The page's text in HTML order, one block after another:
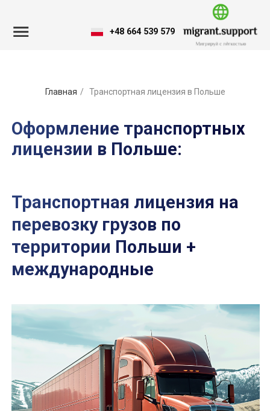
+48 664 539 579
Главная / Транспортная лицензия в Польше
лицензии в Польше:
территории Польши +
международные